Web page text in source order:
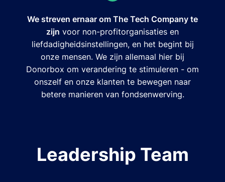
We streven ernaar om The Tech Company te
zijn voor non-profitorganisaties en
liefdadigheidsinstellingen, en het begint bij
onze mensen. We zijn allemaal hier bij
Donorbox om verandering te stimuleren - om
onszelf en onze klanten te bewegen naar
betere manieren van fondsenwerving.
Leadership Team